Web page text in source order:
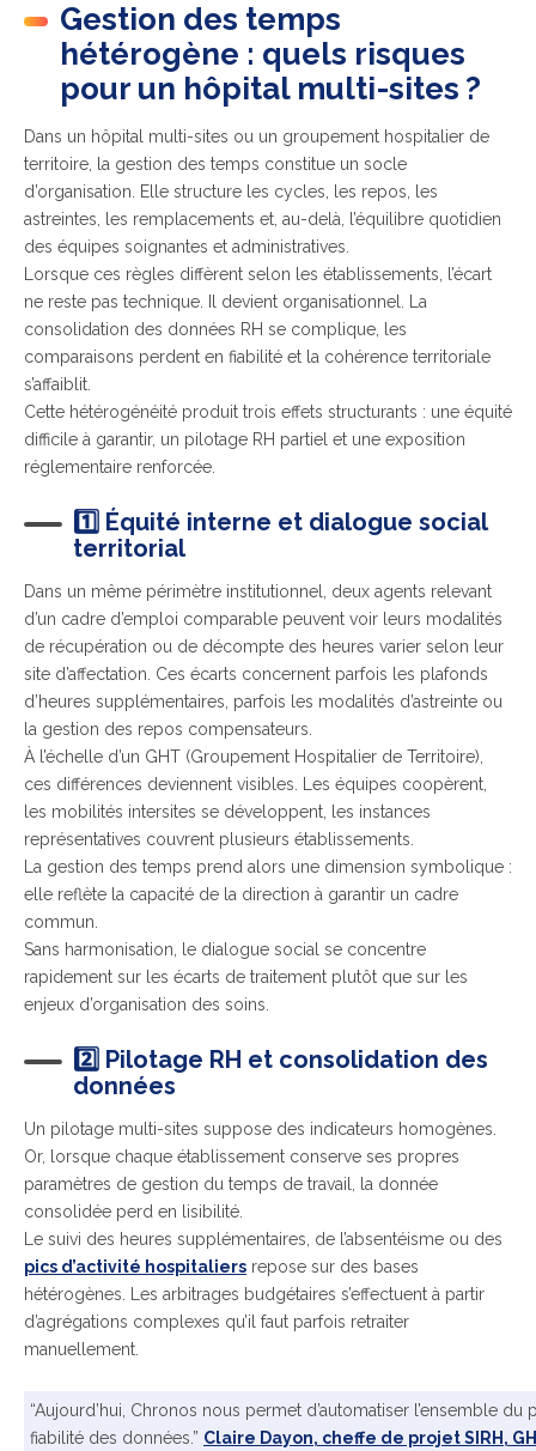
Gestion des temps
hétérogène : quels risques
pour un hôpital multi-sites ?
Dans un hôpital multi-sites ou un groupement hospitalier de
territoire, la gestion des temps constitue un socle
d’organisation. Elle structure les cycles, les repos, les
astreintes, les remplacements et, au-delà, l’équilibre quotidien
des équipes soignantes et administratives.
Lorsque ces règles diffèrent selon les établissements, l’écart
ne reste pas technique. Il devient organisationnel. La
consolidation des données RH se complique, les
comparaisons perdent en fiabilité et la cohérence territoriale
s’affaiblit.
Cette hétérogénéité produit trois effets structurants : une équité
difficile à garantir, un pilotage RH partiel et une exposition
réglementaire renforcée.
1️⃣ Équité interne et dialogue social
territorial
Dans un même périmètre institutionnel, deux agents relevant
d’un cadre d’emploi comparable peuvent voir leurs modalités
de récupération ou de décompte des heures varier selon leur
site d’affectation. Ces écarts concernent parfois les plafonds
d’heures supplémentaires, parfois les modalités d’astreinte ou
la gestion des repos compensateurs.
À l’échelle d’un GHT (Groupement Hospitalier de Territoire),
ces différences deviennent visibles. Les équipes coopèrent,
les mobilités intersites se développent, les instances
représentatives couvrent plusieurs établissements.
La gestion des temps prend alors une dimension symbolique :
elle reflète la capacité de la direction à garantir un cadre
commun.
Sans harmonisation, le dialogue social se concentre
rapidement sur les écarts de traitement plutôt que sur les
enjeux d’organisation des soins.
2️⃣ Pilotage RH et consolidation des
données
Un pilotage multi-sites suppose des indicateurs homogènes.
Or, lorsque chaque établissement conserve ses propres
paramètres de gestion du temps de travail, la donnée
consolidée perd en lisibilité.
Le suivi des heures supplémentaires, de l’absentéisme ou des
pics d’activité hospitaliers repose sur des bases
hétérogènes. Les arbitrages budgétaires s’effectuent à partir
d’agrégations complexes qu’il faut parfois retraiter
manuellement.
“Aujourd’hui, Chronos nous permet d’automatiser l’ensemble
fiabilité des données.” Claire Dayon, cheffe de projet SIRH,